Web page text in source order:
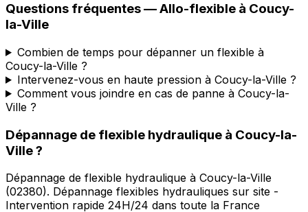
Questions fréquentes —Allo-flexible à Coucy-
la-Ville
Combien de temps pour dépanner un flexible à
Coucy-la-Ville ?
Intervenez-vous en haute pression à Coucy-la-Ville ?
Comment vous joindre en cas de panne à Coucy-la-
Ville ?
Dépannage de flexible hydraulique à Coucy-la-
Ville?
Dépannage de flexible hydraulique à Coucy-la-Ville
(02380). Dépannage flexibles hydrauliques sur site -
Intervention rapide 24H/24 dans toute la France